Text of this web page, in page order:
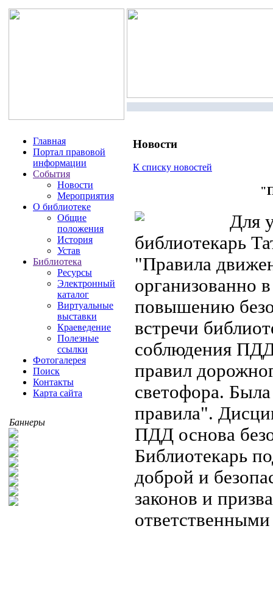
Главная
Портал правовой
информации
События
Новости
Мероприятия
О библиотеке
Общие
положения
История
Устав
Библиотека
Ресурсы
Электронный
каталог
Виртуальные
выставки
Краеведение
Полезные
ссылки
Фотогалерея
Поиск
Контакты
Карта сайта
Баннеры
Новости
К списку новостей
Для
библиотекарь
"Правила
организованно
повышению
встречи
соблюдения
правил
светофора.
правила".
ПДД основа
Библиотекарь
доброй и
законов и